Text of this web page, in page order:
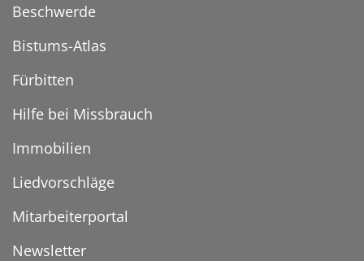
Beschwerde
Bistums-Atlas
Fürbitten
Hilfe bei Missbrauch
Immobilien
Liedvorschläge
Mitarbeiterportal
Newsletter